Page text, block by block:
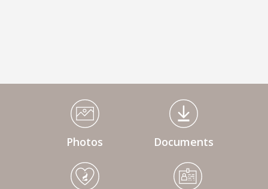
Médiathèque Footer
Photos Documents